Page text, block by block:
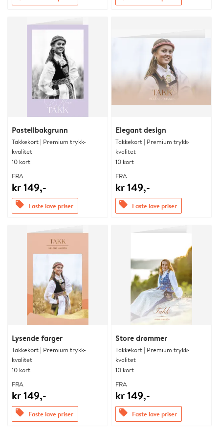
Pastellbakgrunn
Takkekort | Premium trykk-
kvalitet
10 kort
FRA
kr 149,-
offers Faste lave priser
Elegant design
Takkekort | Premium trykk-
kvalitet
10 kort
FRA
kr 149,-
offers Faste lave priser
Lysende farger
Takkekort | Premium trykk-
kvalitet
10 kort
FRA
kr 149,-
offers Faste lave priser
Store drømmer
Takkekort | Premium trykk-
kvalitet
10 kort
FRA
kr 149,-
offers Faste lave priser